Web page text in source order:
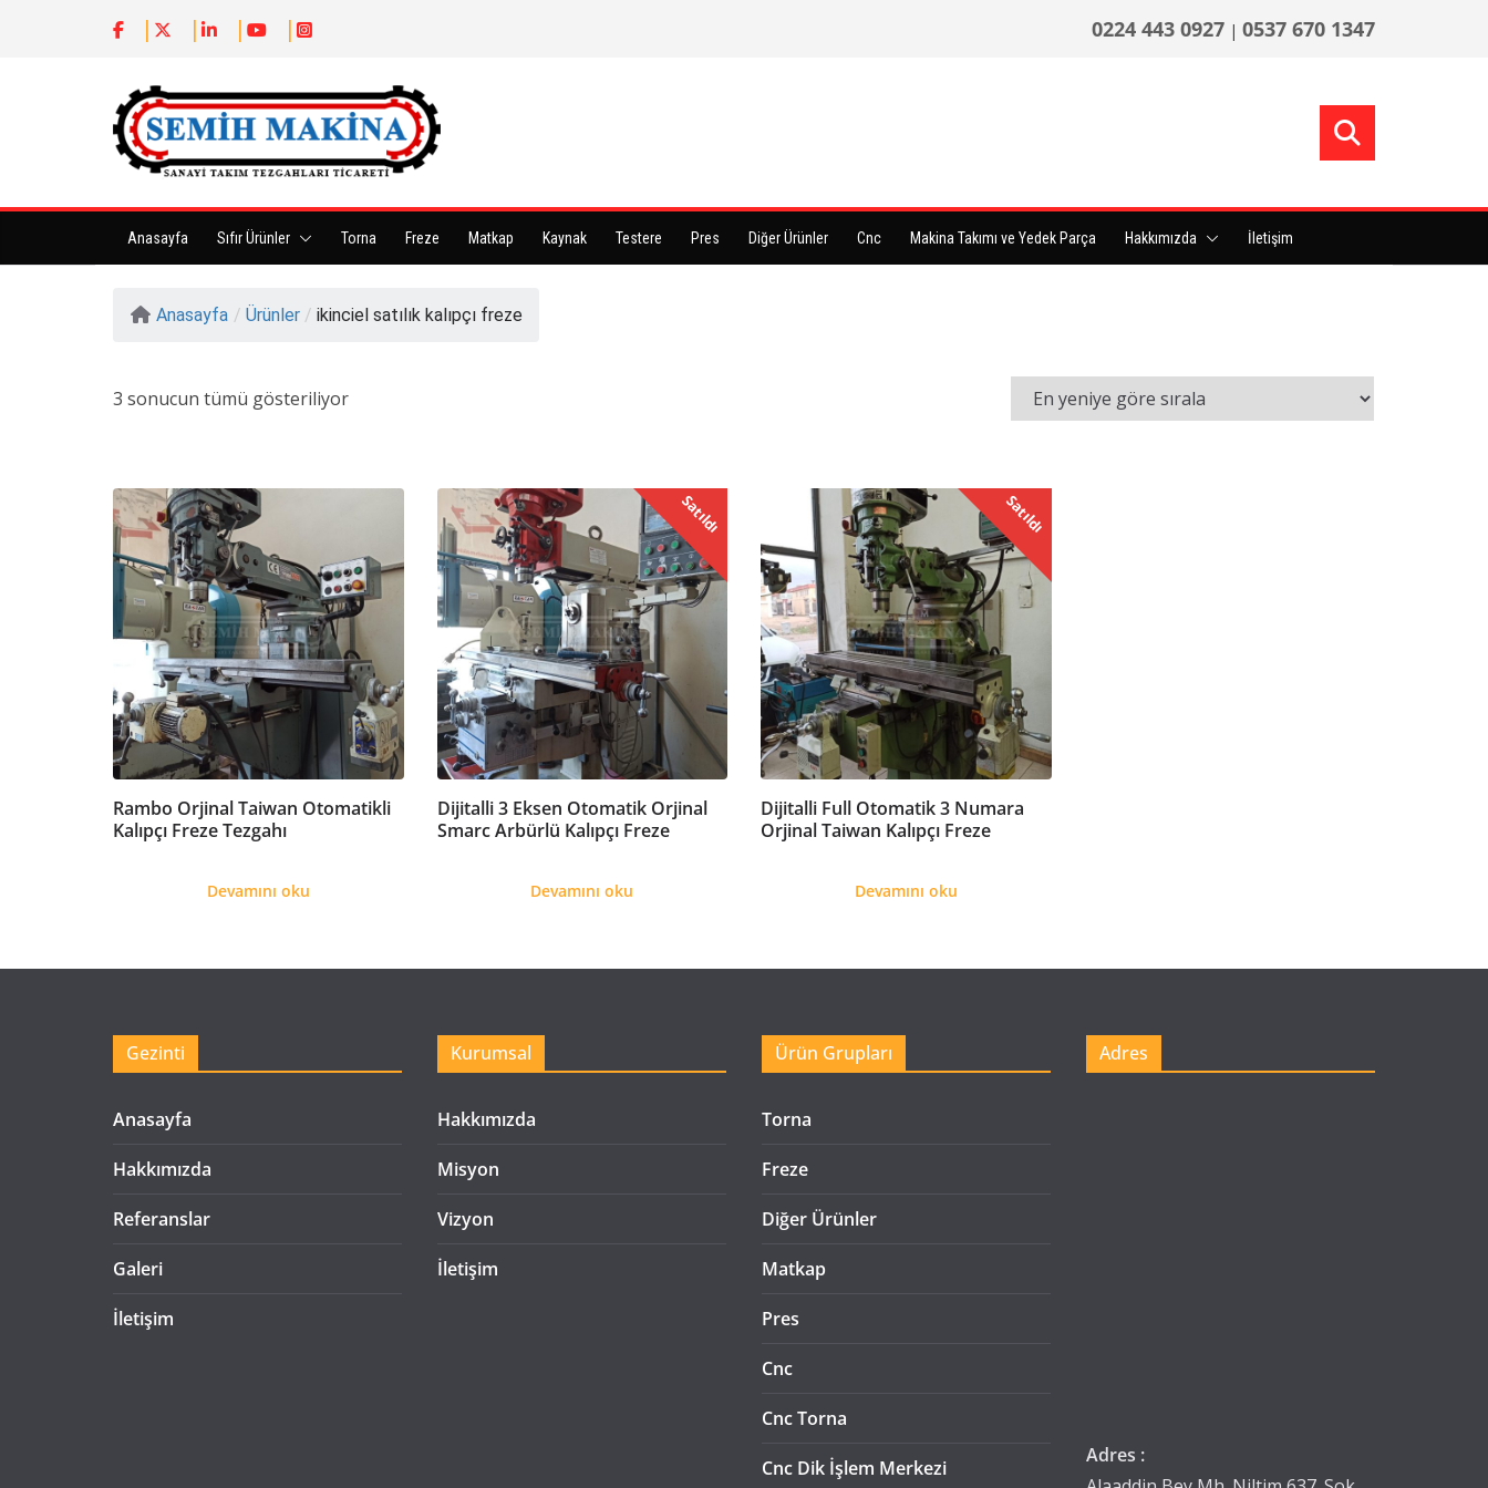
0224 443 0927 | 0537 670 1347
Anasayfa Sıfır Ürünler Torna Freze Matkap Kaynak Testere Pres Diğer Ürünler Cnc Makina Takımı ve Yedek Parça Hakkımızda İletişim
Anasayfa / Ürünler / ikinciel satılık kalıpçı freze
3 sonucun tümü gösteriliyor
Rambo Orjinal Taiwan Otomatikli
Kalıpçı Freze Tezgahı
Devamını oku
Satıldı
Dijitalli 3 Eksen Otomatik Orjinal
Smarc Arbürlü Kalıpçı Freze
Devamını oku
Satıldı
Dijitalli Full Otomatik 3 Numara
Orjinal Taiwan Kalıpçı Freze
Devamını oku
Gezinti
Anasayfa
Hakkımızda
Referanslar
Galeri
İletişim
Kurumsal
Hakkımızda
Misyon
Vizyon
İletişim
Ürün Grupları
Torna
Freze
Diğer Ürünler
Matkap
Pres
Cnc
Cnc Torna
Cnc Dik İşlem Merkezi
Adres
Adres :